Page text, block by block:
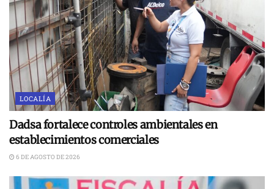
LOCALÍA
Dadsa fortalece controles ambientales en
establecimientos comerciales
6 DE AGOSTO DE 2026